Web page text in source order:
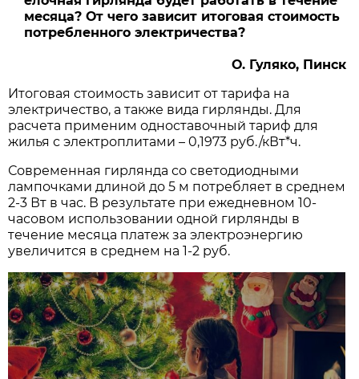
месяца? От чего зависит итоговая стоимость
потребленного электричества?
О. Гуляко, Пинск
Итоговая стоимость зависит от тарифа на
электричество, а также вида гирлянды. Для
расчета применим одноставочный тариф для
жилья с электроплитами – 0,1973 руб./кВт*ч.
Современная гирлянда со светодиодными
лампочками длиной до 5 м потребляет в среднем
2-3 Вт в час. В результате при ежедневном 10-
часовом использовании одной гирлянды в
течение месяца платеж за электроэнергию
увеличится в среднем на 1-2 руб.